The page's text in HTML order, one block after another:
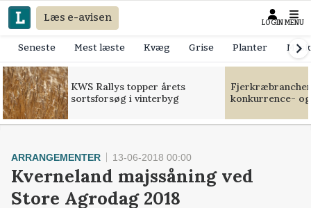
Læs e-avisen LOGIN MENU
Seneste Mest læste Kvæg Grise Planter
KWS Rallys topper årets
sortsforsøg i vinterbyg
konkurrence-
ARRANGEMENTER 13-06-2018 00:00
Kverneland majssåning ved
Store Agrodag 2018